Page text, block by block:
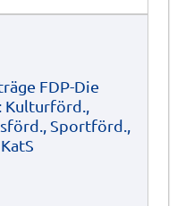
FDP-Die
Kulturförd.,
Sportförd.,